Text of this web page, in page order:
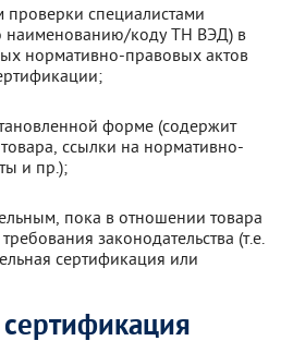
проверки специалистами
наименованию/коду ТН ВЭД) в
нормативно-правовых актов
форме (содержит
ссылки на нормативно-
и пр.);
пока в отношении товара
законодательства (т.е.
сертификация или